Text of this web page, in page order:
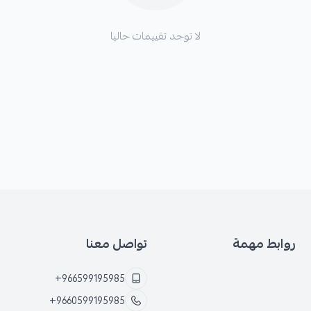
لا توجد تقييمات حاليا
روابط مهمة تواصل معنا
+966599195985
+9660599195985